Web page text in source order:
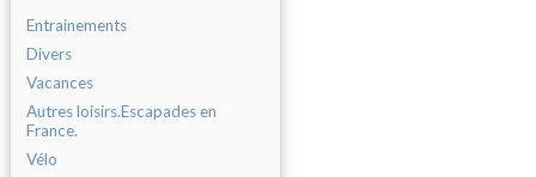
Entrainements
Divers
Vacances
Autres loisirs.Escapades en
France.
Vélo